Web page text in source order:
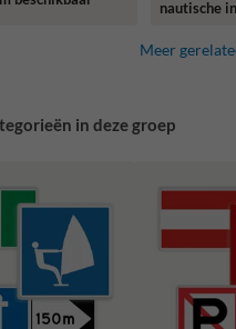
nautische
Meer
in deze groep